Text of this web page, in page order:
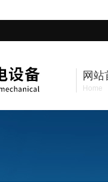
网站
Home